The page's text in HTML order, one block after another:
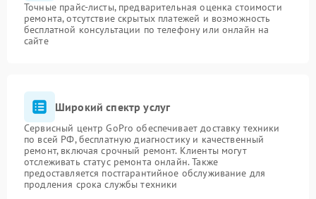
Точные прайс-листы, предварительная оценка стоимости
ремонта, отсутствие скрытых платежей и возможность
бесплатной консультации по телефону или онлайн на
сайте
Широкий спектр услуг
Сервисный центр GoPro обеспечивает доставку техники
по всей РФ, бесплатную диагностику и качественный
ремонт, включая срочный ремонт. Клиенты могут
отслеживать статус ремонта онлайн. Также
предоставляется постгарантийное обслуживание для
продления срока службы техники